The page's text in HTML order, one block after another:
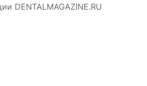
DENTALMAGAZINE.RU